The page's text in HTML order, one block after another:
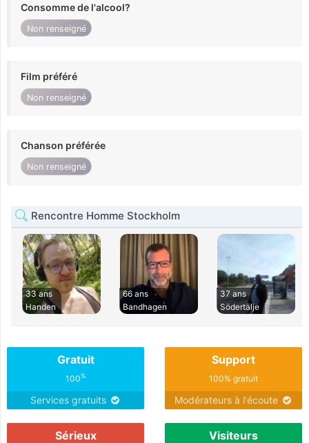
Consomme de l'alcool?
Non renseigné
Film préféré
Non renseigné
Chanson préférée
Non renseigné
Rencontre Homme Stockholm
33 ans
Handen
66 ans
Bandhagen
37 ans
Södertälje
Gratuit
100%
Services gratuits
Support
100% gratuit
Modérateurs à l'écoute
Sérieux Visiteurs